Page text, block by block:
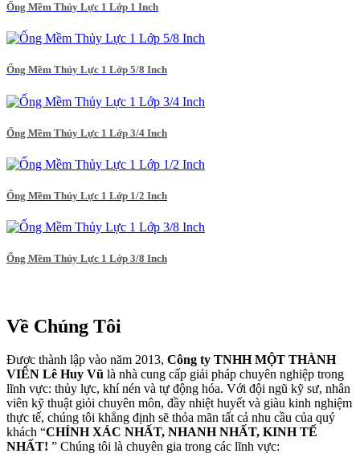
Ống Mềm Thủy Lực 1 Lớp 1 Inch
Ống Mềm Thủy Lực 1 Lớp 5/8 Inch
Ống Mềm Thủy Lực 1 Lớp 3/4 Inch
Ống Mềm Thủy Lực 1 Lớp 1/2 Inch
Ống Mềm Thủy Lực 1 Lớp 3/8 Inch
Về Chúng Tôi
Được thành lập vào năm 2013, Công ty TNHH MỘT THÀNH
VIÊN Lê Huy Vũ là nhà cung cấp giải pháp chuyên nghiệp trong
lĩnh vực: thủy lực, khí nén và tự động hóa. Với đội ngũ kỹ sư, nhân
viên kỹ thuật giỏi chuyên môn, đầy nhiệt huyết và giàu kinh nghiệm
thực tế, chúng tôi khẳng định sẽ thỏa mãn tất cả nhu cầu của quý
khách “CHÍNH XÁC NHẤT, NHANH NHẤT, KINH TẾ
NHẤT! ” Chúng tôi là chuyên gia trong các lĩnh vực: